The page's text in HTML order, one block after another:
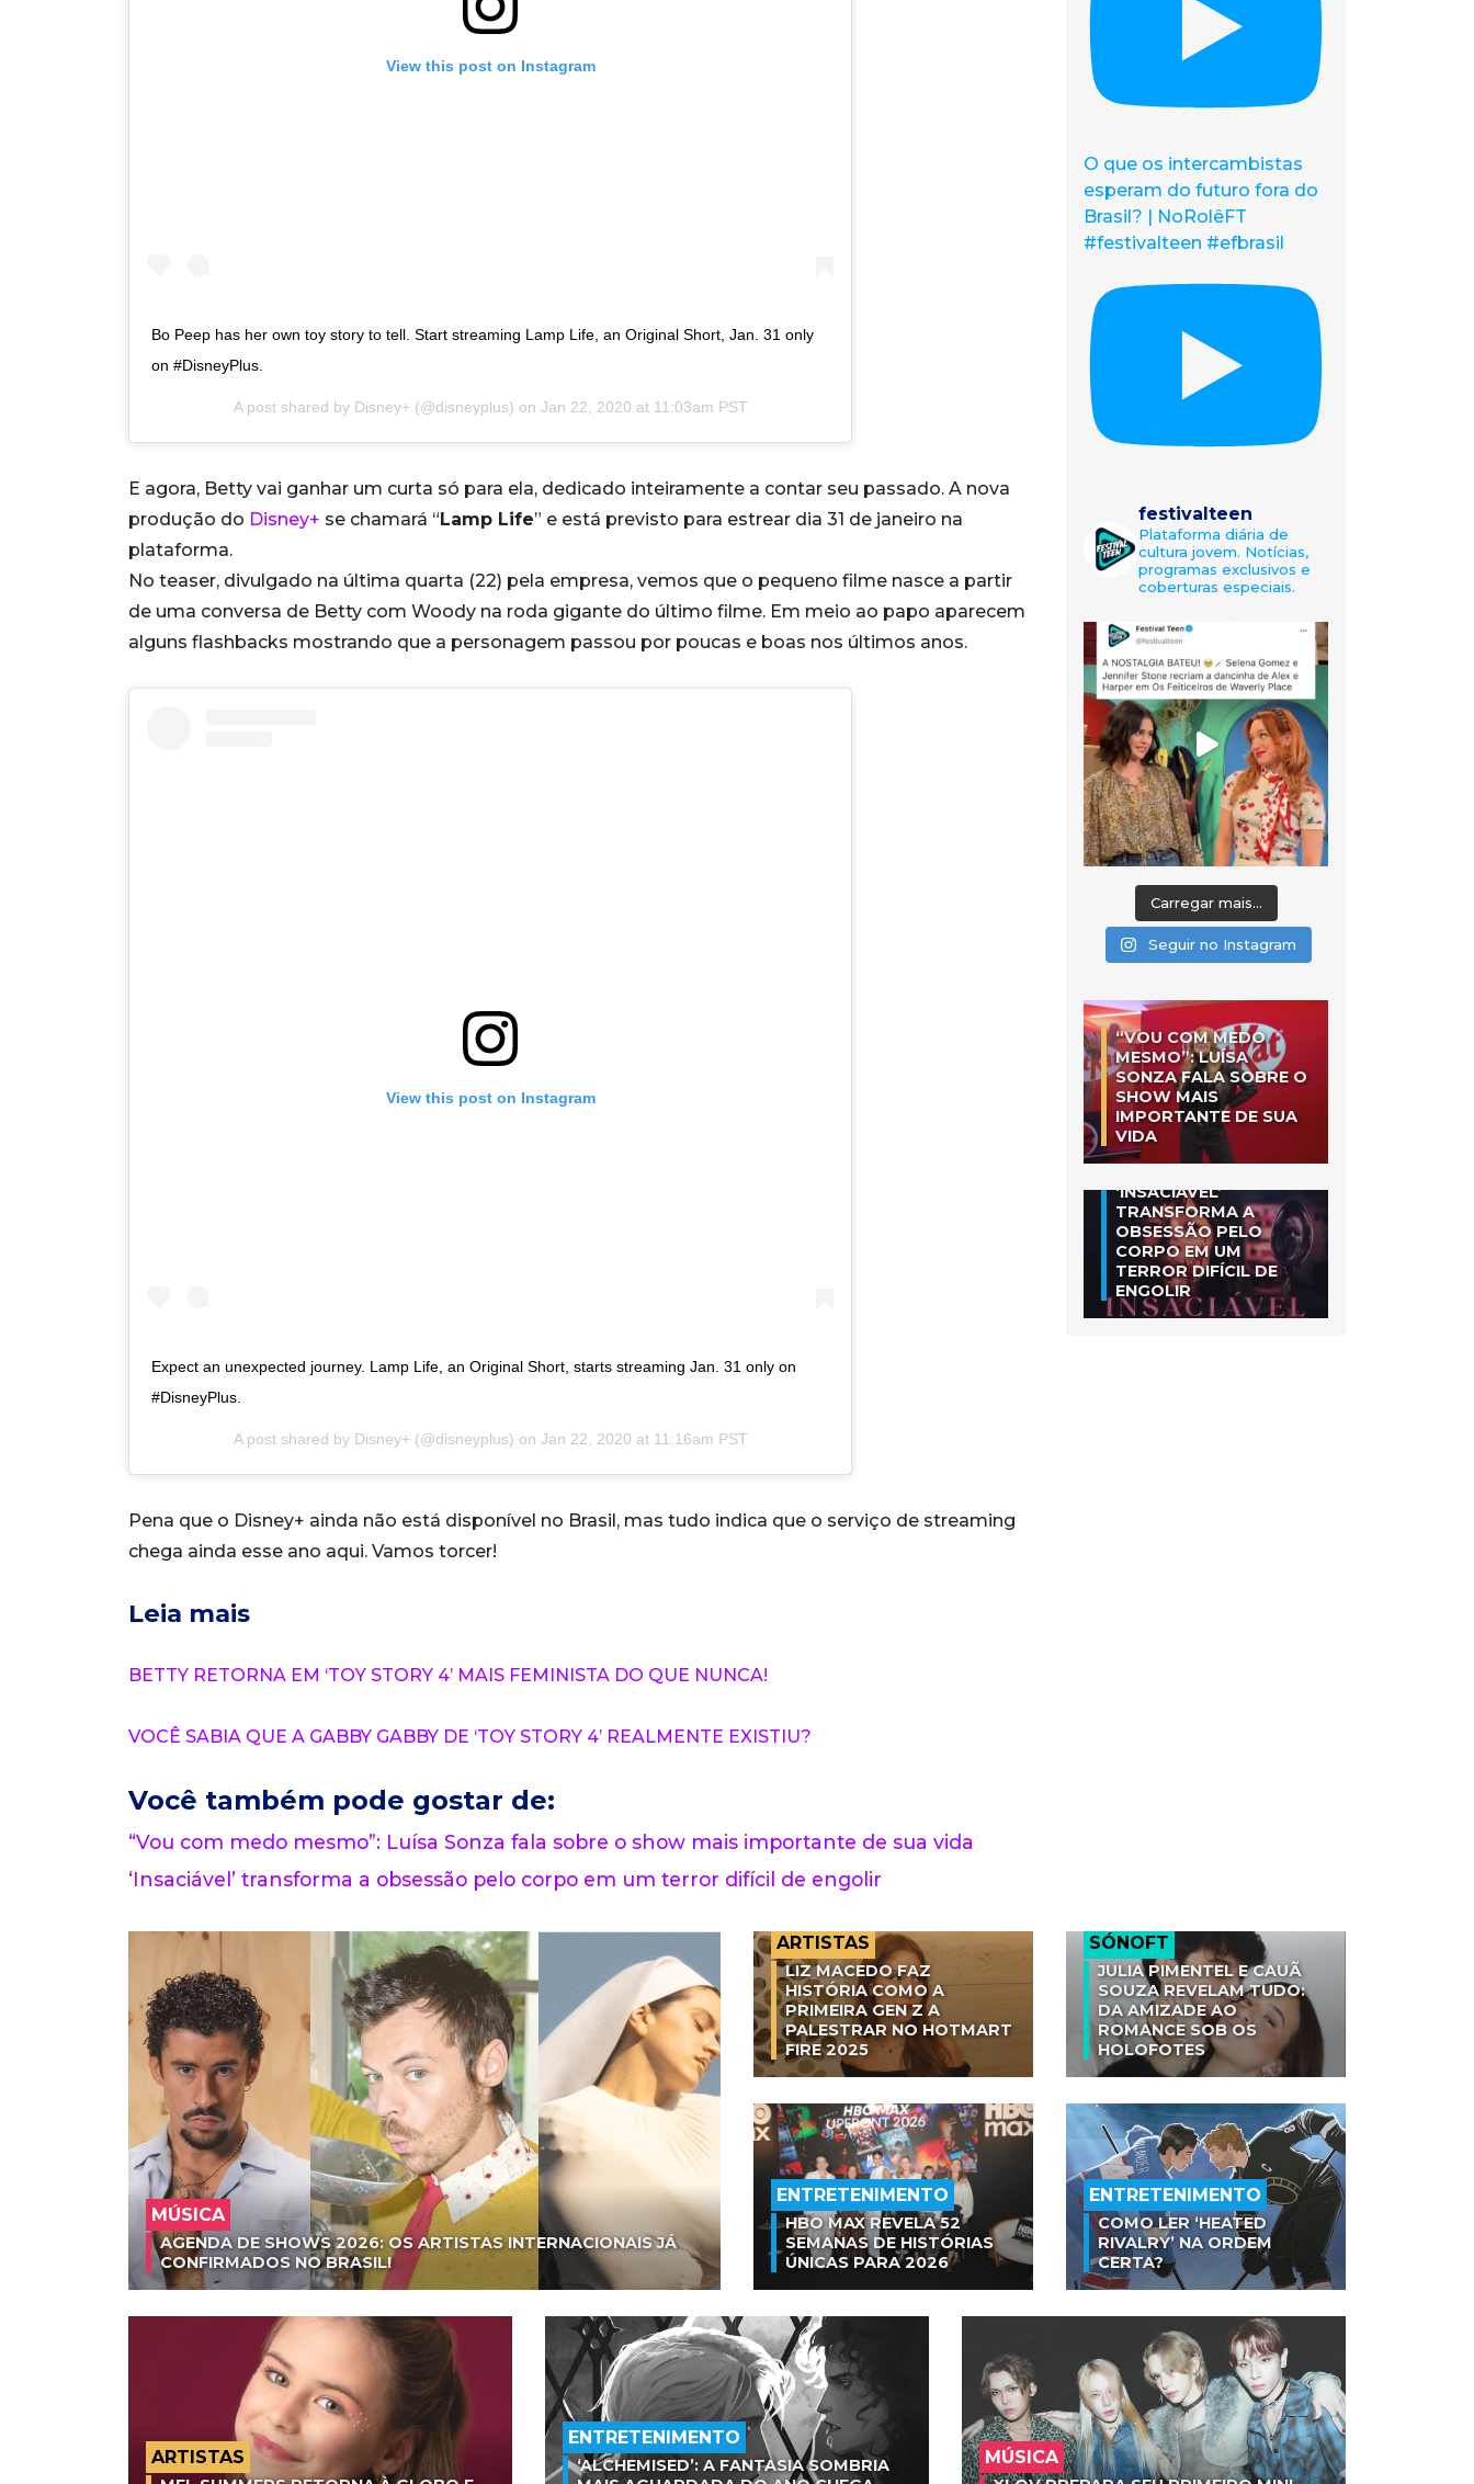
View this post on Instagram
Bo Peep has her own toy story to tell. Start streaming Lamp Life, an Original Short, Jan. 31 only
on #DisneyPlus.
A post shared by Disney+(@disneyplus) on Jan 22, 2020 at 11:03am PST
E agora, Betty vai ganhar um curta só para ela, dedicado inteiramente a contar seu passado. A nova
produção do Disney+ se chamará “Lamp Life” e está previsto para estrear dia 31 de janeiro na
plataforma.
No teaser, divulgado na última quarta (22) pela empresa, vemos que o pequeno filme nasce a partir
de uma conversa de Betty com Woody na roda gigante do último filme. Em meio ao papo aparecem
alguns flashbacks mostrando que a personagem passou por poucas e boas nos últimos anos.
View this post on Instagram
Expect an unexpected journey. Lamp Life, an Original Short, starts streaming Jan. 31 only on
#DisneyPlus.
A post shared by Disney+(@disneyplus) on Jan 22, 2020 at 11:16am PST
Pena que o Disney+ ainda não está disponível no Brasil, mas tudo indica que o serviço de streaming
chega ainda esse ano aqui. Vamos torcer!
Leia mais
BETTY RETORNA EM ‘TOY STORY 4’ MAIS FEMINISTA DO QUE NUNCA!
VOCÊ SABIA QUE A GABBY GABBY DE ‘TOY STORY 4’ REALMENTE EXISTIU?
Você também pode gostar de:
“Vou com medo mesmo”: Luísa Sonza fala sobre o show mais importante de sua vida
‘Insaciável’ transforma a obsessão pelo corpo em um terror difícil de engolir
O que os intercambistas
esperam do futuro fora do
Brasil? | NoRolêFT
#festivalteen #efbrasil
festivalteen
Plataforma diária de
cultura jovem. Notícias,
programas exclusivos e
coberturas especiais.
Carregar mais...
Seguir no Instagram
“VOU COM MEDO
MESMO”: LUÍSA
SONZA FALA SOBRE O
SHOW MAIS
IMPORTANTE DE SUA
VIDA
‘INSACIÁVEL’
TRANSFORMA A
OBSESSÃO PELO
CORPO EM UM
TERROR DIFÍCIL DE
ENGOLIR
MÚSICA
AGENDA DE SHOWS 2026: OS ARTISTAS INTERNACIONAIS JÁ
CONFIRMADOS NO BRASIL!
ARTISTAS
LIZ MACEDO FAZ
HISTÓRIA COMO A
PRIMEIRA GEN Z A
PALESTRAR NO HOTMART
FIRE 2025
SÓNOFT
JULIA PIMENTEL E CAUÃ
SOUZA REVELAM TUDO:
DA AMIZADE AO
ROMANCE SOB OS
HOLOFOTES
ENTRETENIMENTO
HBO MAX REVELA 52
SEMANAS DE HISTÓRIAS
ÚNICAS PARA 2026
ENTRETENIMENTO
COMO LER ‘HEATED
RIVALRY’ NA ORDEM
CERTA?
ARTISTAS
ENTRETENIMENTO
‘ALCHEMISED’: A FANTASIA SOMBRIA
MÚSICA